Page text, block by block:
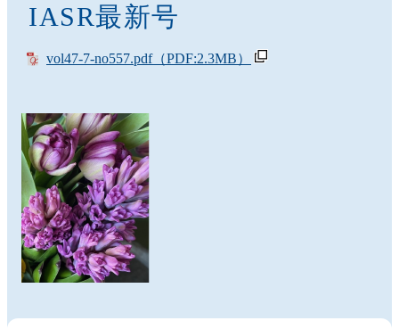
IASR最新号
vol47-7-no557.pdf（PDF:2.3MB）